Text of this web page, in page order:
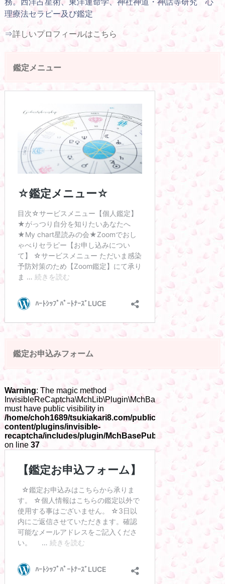
理療法セラピー及び鑑定
⇒詳しいプロフィールはこちら
鑑定メニュー
鑑定お申込みフォーム